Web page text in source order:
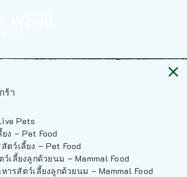
ร้า
Pets
ง – Pet Food
ตว์เลี้ยง – Pet Food
ว์เลี้ยงลูกด้วยนม – Mammal Food
หารสัตว์เลี้ยงลูกด้วยนม – Mammal Food